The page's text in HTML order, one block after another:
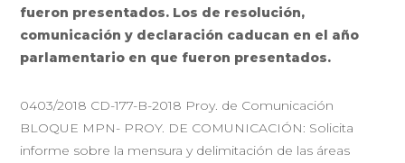
fueron presentados. Los de resolución,
comunicación y declaración caducan en el año
parlamentario en que fueron presentados.
0403/2018 CD-177-B-2018 Proy. de Comunicación
BLOQUE MPN- PROY. DE COMUNICACIÓN: Solicita
informe sobre la mensura y delimitación de las áreas